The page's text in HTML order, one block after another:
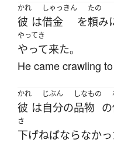
かれ
彼 は
しゃっきん
借金 を
たの
頼み
やってき
やって来た。
He came crawling
かれ
彼 は
じぶん
自分の
しなもの
品物 の
さ
下げねばならなか